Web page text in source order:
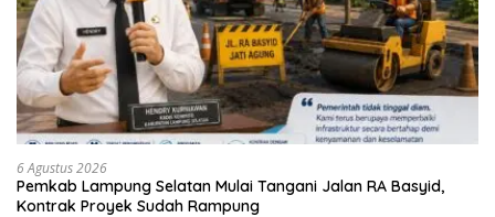
6 Agustus 2026
Pemkab Lampung Selatan Mulai Tangani Jalan RA Basyid,
Kontrak Proyek Sudah Rampung